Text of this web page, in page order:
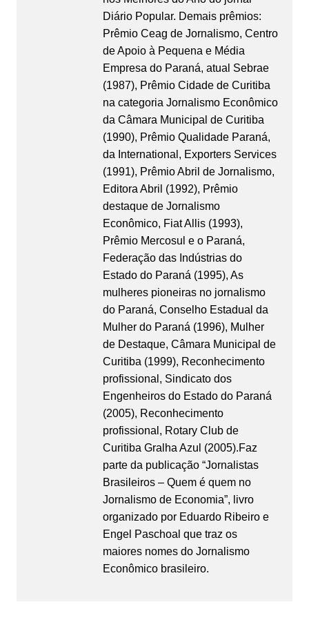
Diário Popular. Demais prêmios:
Prêmio Ceag de Jornalismo, Centro
de Apoio à Pequena e Média
Empresa do Paraná, atual Sebrae
(1987), Prêmio Cidade de Curitiba
na categoria Jornalismo Econômico
da Câmara Municipal de Curitiba
(1990), Prêmio Qualidade Paraná,
da International, Exporters Services
(1991), Prêmio Abril de Jornalismo,
Editora Abril (1992), Prêmio
destaque de Jornalismo
Econômico, Fiat Allis (1993),
Prêmio Mercosul e o Paraná,
Federação das Indústrias do
Estado do Paraná (1995), As
mulheres pioneiras no jornalismo
do Paraná, Conselho Estadual da
Mulher do Paraná (1996), Mulher
de Destaque, Câmara Municipal de
Curitiba (1999), Reconhecimento
profissional, Sindicato dos
Engenheiros do Estado do Paraná
(2005), Reconhecimento
profissional, Rotary Club de
Curitiba Gralha Azul (2005).Faz
parte da publicação “Jornalistas
Brasileiros – Quem é quem no
Jornalismo de Economia”, livro
organizado por Eduardo Ribeiro e
Engel Paschoal que traz os
maiores nomes do Jornalismo
Econômico brasileiro.